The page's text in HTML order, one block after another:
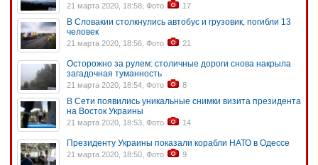
21 марта 2020, 18:58, Фото 17
В Словакии столкнулись автобус и грузовик, погибли 13
человек
21 марта 2020, 18:56, Фото 21
Осторожно за рулем: столичные дороги снова накрыла
загадочная туманность
21 марта 2020, 18:54, Фото 8
В Сети появились уникальные снимки визита президента
на Восток Украины
21 марта 2020, 18:53, Фото 14
Президенту Украины показали корабли НАТО в Одессе
21 марта 2020, 18:50, Фото 9